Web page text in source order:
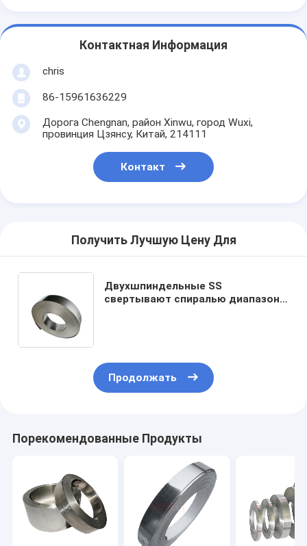
Контактная Информация
chris
86-15961636229
Дорога Chengnan, район Xinwu, город Wuxi,
провинция Цзянсу, Китай, 214111
Контакт
Получить Лучшую Цену Для
Двухшпиндельные SS
свертывают спиралью диапазон
Продолжать
Порекомендованные Продукты